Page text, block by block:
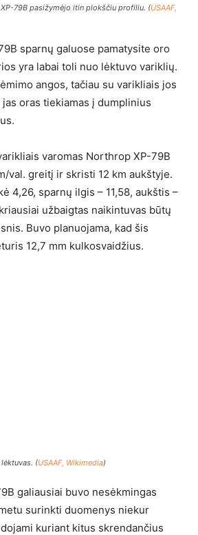
79B pasižymėjo itin plokščiu profiliu. (USAAF,
sparnų galuose pamatysite oro
yra labai toli nuo lėktuvo variklių.
angos, tačiau su varikliais jos
oras tiekiamas į dumplinius
varomas Northrop XP-79B
val. greitį ir skristi 12 km aukštyje.
4,26, sparnų ilgis – 11,58, aukštis –
užbaigtas naikintuvas būtų
Buvo planuojama, kad šis
12,7 mm kulkosvaidžius.
(USAAF, Wikimedia)
galiausiai buvo nesėkmingas
surinkti duomenys niekur
kuriant kitus skrendančius